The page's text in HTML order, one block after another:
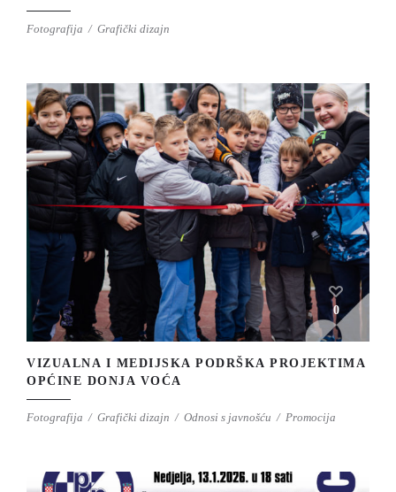
Fotografija Grafički dizajn
0
VIZUALNA I MEDIJSKA PODRŠKA PROJEKTIMA
OPĆINE DONJA VOĆA
Fotografija Grafički dizajn Odnosi s javnošću Promocija